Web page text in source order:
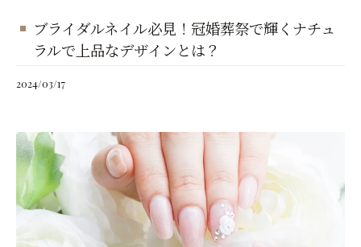
ブライダルネイル必見！冠婚葬祭で輝くナチュ
ラルで上品なデザインとは？
2024/03/17